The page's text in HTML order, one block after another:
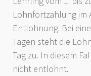
Lohnfortzahlung im
Entlohnung. Bei
Tagen steht die
Tag zu. In diesem
nicht entlohnt.